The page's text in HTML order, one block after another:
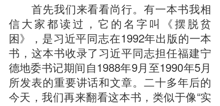
首先我们来看看尚行。有一本书我相
信大家都读过，它的名字叫《摆脱贫
困》，是习近平同志在1992年出版的一本
书，这本书收录了习近平同志担任福建宁
德地委书记期间自1988年9月至1990年5月
所发表的重要讲话和文章。二十多年后的
今天，我们再来翻看这本书，类似于像“实